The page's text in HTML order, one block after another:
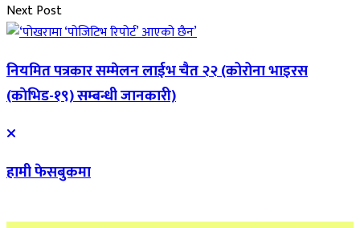
Next Post
नियमित पत्रकार सम्मेलन लाईभ चैत २२ (कोरोना भाइरस
(काेभिड-१९) सम्बन्धी जानकारी)
हामी फेसबुकमा